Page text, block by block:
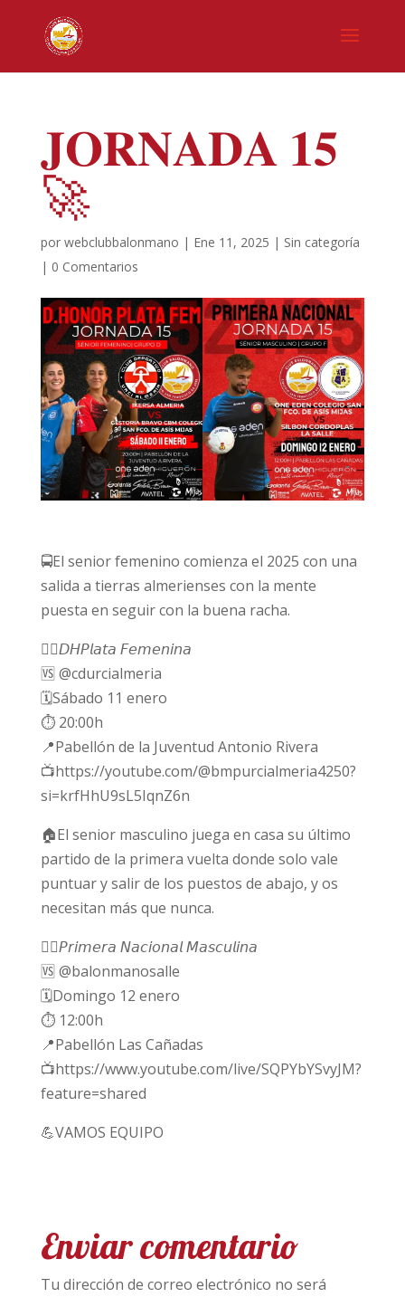
𝐉𝐎𝐑𝐍𝐀𝐃𝐀 𝟏𝟓
🚀
por webclubbalonmano | Ene 11, 2025 | Sin categoría
| 0 Comentarios
🚍El senior femenino comienza el 2025 con una
salida a tierras almerienses con la mente
puesta en seguir con la buena racha.
🤾‍♀️𝘋𝘏𝘗𝘭𝘢𝘵𝘢 𝘍𝘦𝘮𝘦𝘯𝘪𝘯𝘢
🆚 @cdurcialmeria
🗓️Sábado 11 enero
⏱️ 20:00h
📍Pabellón de la Juventud Antonio Rivera
📺https://youtube.com/@bmpurcialmeria4250?
si=krfHhU9sL5IqnZ6n
🏠El senior masculino juega en casa su último
partido de la primera vuelta donde solo vale
puntuar y salir de los puestos de abajo, y os
necesitan más que nunca.
🤾‍♂️𝘗𝘳𝘪𝘮𝘦𝘳𝘢 𝘕𝘢𝘤𝘪𝘰𝘯𝘢𝘭 𝘔𝘢𝘴𝘤𝘶𝘭𝘪𝘯𝘢
🆚 @balonmanosalle
🗓️Domingo 12 enero
⏱️ 12:00h
📍Pabellón Las Cañadas
📺https://www.youtube.com/live/SQPYbYSvyJM?
feature=shared
💪VAMOS EQUIPO
Enviar comentario
Tu dirección de correo electrónico no será